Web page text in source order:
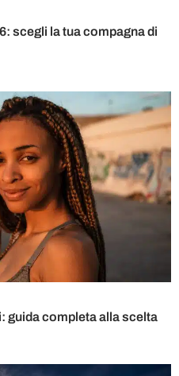
scegli la tua compagna di
guida completa alla scelta